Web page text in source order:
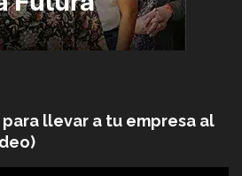
llevar a tu empresa al